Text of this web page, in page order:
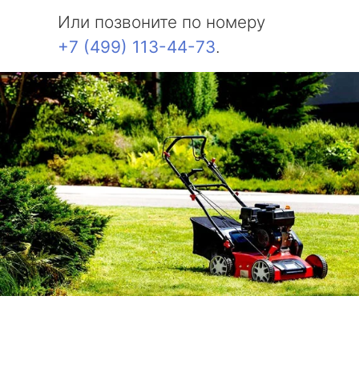
Или позвоните по номеру
+7 (499) 113-44-73.